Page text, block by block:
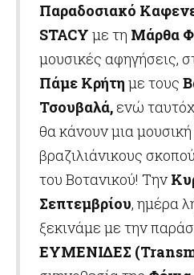
Παραδοσιακό
STACY με τη Μάρθα
μουσικές αφηγήσεις,
Πάμε Κρήτη με τους
Τσουβαλά, ενώ
θα κάνουν μια μουσική
βραζιλιάνικους
του Βοτανικού! Την
Σεπτεμβρίου, ημέρα
ξεκινάμε με την
ΕΥΜΕΝΙΔΕΣ